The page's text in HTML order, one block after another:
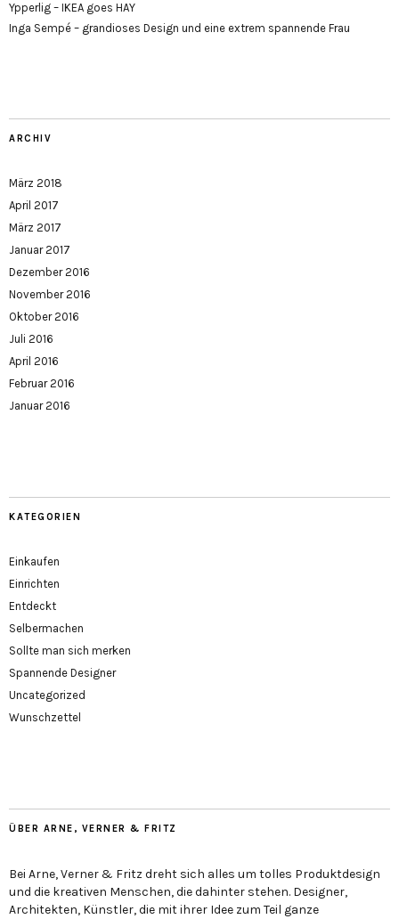
Ypperlig – IKEA goes HAY
Inga Sempé – grandioses Design und eine extrem spannende Frau
ARCHIV
März 2018
April 2017
März 2017
Januar 2017
Dezember 2016
November 2016
Oktober 2016
Juli 2016
April 2016
Februar 2016
Januar 2016
KATEGORIEN
Einkaufen
Einrichten
Entdeckt
Selbermachen
Sollte man sich merken
Spannende Designer
Uncategorized
Wunschzettel
ÜBER ARNE, VERNER & FRITZ
Bei Arne, Verner & Fritz dreht sich alles um tolles Produktdesign
und die kreativen Menschen, die dahinter stehen. Designer,
Architekten, Künstler, die mit ihrer Idee zum Teil ganze